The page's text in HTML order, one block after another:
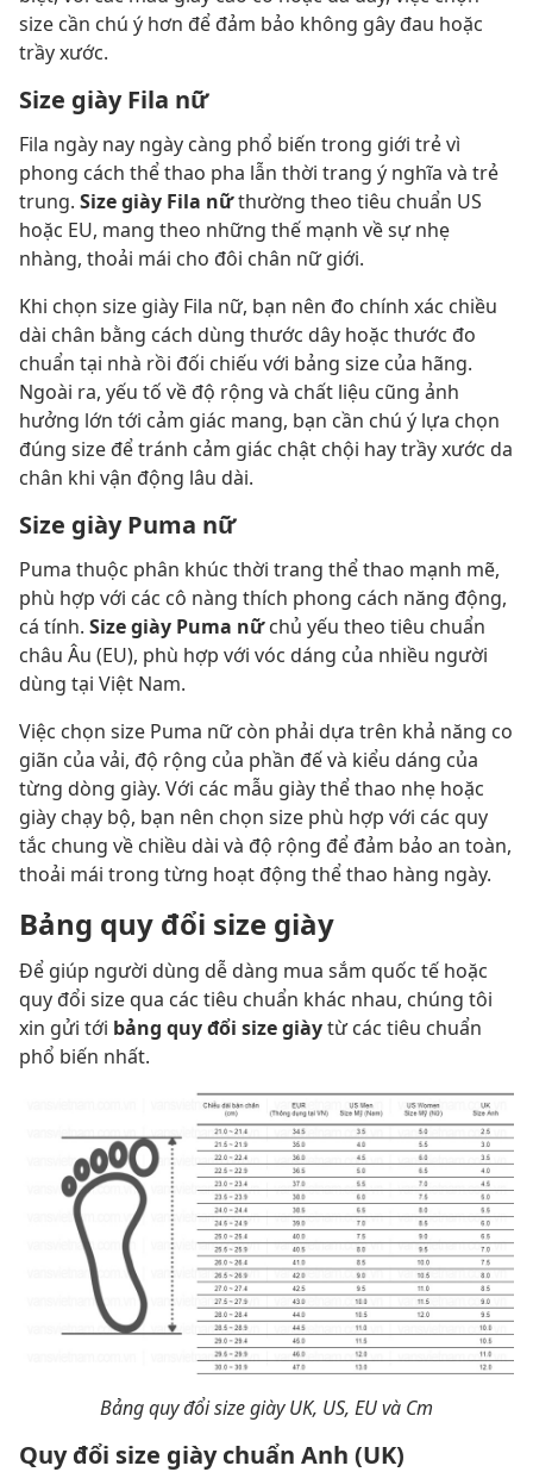
size cần chú ý hơn để đảm bảo không gây đau hoặc
trầy xước.
Size giày Fila nữ
Fila ngày nay ngày càng phổ biến trong giới trẻ vì
phong cách thể thao pha lẫn thời trang ý nghĩa và trẻ
trung. Size giày Fila nữthường theo tiêu chuẩn US
hoặc EU, mang theo những thế mạnh về sự nhẹ
nhàng, thoải mái cho đôi chân nữ giới.
Khi chọn size giày Fila nữ, bạn nên đo chính xác chiều
dài chân bằng cách dùng thước dây hoặc thước đo
chuẩn tại nhà rồi đối chiếu với bảng size của hãng.
Ngoài ra, yếu tố về độ rộng và chất liệu cũng ảnh
hưởng lớn tới cảm giác mang, bạn cần chú ý lựa chọn
đúng size để tránh cảm giác chật chội hay trầy xước da
chân khi vận động lâu dài.
Size giày Puma nữ
Puma thuộc phân khúc thời trang thể thao mạnh mẽ,
phù hợp với các cô nàng thích phong cách năng động,
cá tính. Size giày Puma nữchủ yếu theo tiêu chuẩn
châu Âu (EU), phù hợp với vóc dáng của nhiều người
dùng tại Việt Nam.
Việc chọn size Puma nữ còn phải dựa trên khả năng co
giãn của vải, độ rộng của phần đế và kiểu dáng của
từng dòng giày. Với các mẫu giày thể thao nhẹ hoặc
giày chạy bộ, bạn nên chọn size phù hợp với các quy
tắc chung về chiều dài và độ rộng để đảm bảo an toàn,
thoải mái trong từng hoạt động thể thao hàng ngày.
Bảng quy đổi size giày
Để giúp người dùng dễ dàng mua sắm quốc tế hoặc
quy đổi size qua các tiêu chuẩn khác nhau, chúng tôi
xin gửi tới bảng quy đổi size giàytừ các tiêu chuẩn
phổ biến nhất.
Bảng quy đổi size giày UK, US, EU và Cm
Quy đổi size giày chuẩn Anh (UK)